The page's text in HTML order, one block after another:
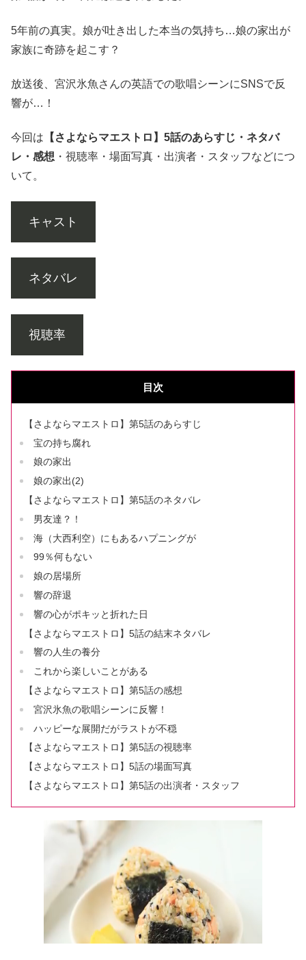
5年前の真実。娘が吐き出した本当の気持ち…娘の家出が
家族に奇跡を起こす？
放送後、宮沢氷魚さんの英語での歌唱シーンにSNSで反
響が…！
今回は 【さよならマエストロ】5話のあらすじ・ネタバ
レ・感想 ・視聴率・場面写真・出演者・スタッフなどにつ
いて。
キャスト
ネタバレ
視聴率
目次
【さよならマエストロ】第5話のあらすじ
宝の持ち腐れ
娘の家出
娘の家出(2)
【さよならマエストロ】第5話のネタバレ
男友達？！
海（大西利空）にもあるハプニングが
99％何もない
娘の居場所
響の辞退
響の心がポキッと折れた日
【さよならマエストロ】5話の結末ネタバレ
響の人生の養分
これから楽しいことがある
【さよならマエストロ】第5話の感想
宮沢氷魚の歌唱シーンに反響！
ハッピーな展開だがラストが不穏
【さよならマエストロ】第5話の視聴率
【さよならマエストロ】5話の場面写真
【さよならマエストロ】第5話の出演者・スタッフ